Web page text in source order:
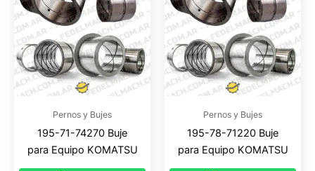
Pernos y Bujes
195-71-74270 Buje
para Equipo KOMATSU
Pernos y Bujes
195-78-71220 Buje
para Equipo KOMATSU